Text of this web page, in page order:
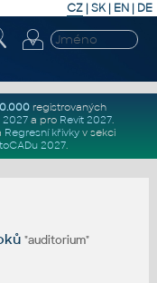
CZ | SK| EN | DE
registrovaných
2027a pro Revit 2027.
Regresní křivkyv sekci
2027.
"auditorium"